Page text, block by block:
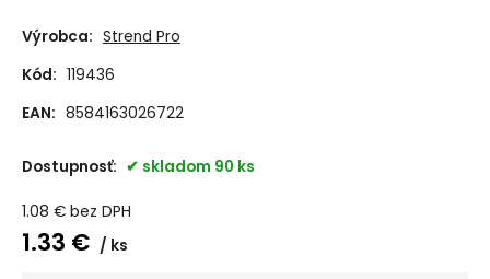
Výrobca: Strend Pro
Kód: 119436
EAN: 8584163026722
Dostupnosť: skladom 90 ks
1.08 € bez DPH
1.33 € ks